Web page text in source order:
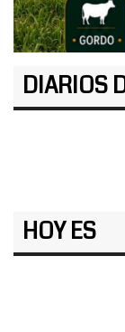
DIARIOS
HOY ES